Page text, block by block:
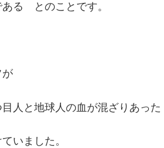
る とのことです。
が
人と地球人の血が混ざりあった
いました。